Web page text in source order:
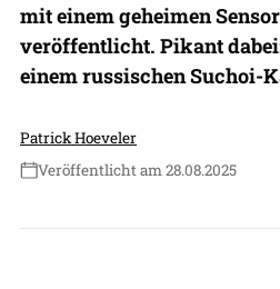
mit einem geheimen
veröffentlicht. Pikant
einem russischen Suchoi-
Patrick Hoeveler
Veröffentlicht am 28.08.2025